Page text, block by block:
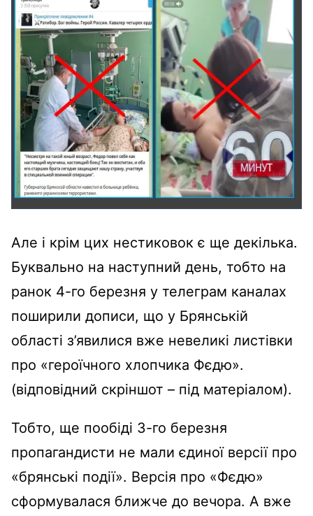
Але і крім цих нестиковок є ще декілька.
Буквально на наступний день, тобто на
ранок 4-го березня у телеграм каналах
поширили дописи, що у Брянській
області з’явилися вже невеликі листівки
про «героїчного хлопчика Фєдю».
(відповідний скріншот – під матеріалом).
Тобто, ще пообіді 3-го березня
пропагандисти не мали єдиної версії про
«брянські події». Версія про «Фєдю»
сформувалася ближче до вечора. А вже